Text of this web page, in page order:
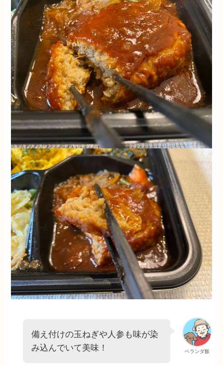
ベランダ飯
備え付けの玉ねぎや人参も味が染
み込んでいて美味！